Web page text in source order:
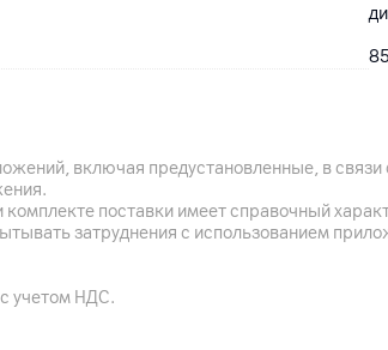
включая предустановленные, в
поставки имеет справочный
затруднения с использованием
учетом НДС.